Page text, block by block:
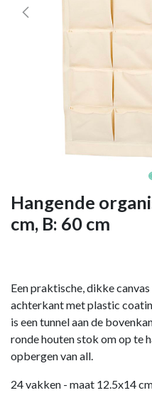
Hangende
cm, B: 60 cm
Een praktische, dikke
achterkant met plastic
is een tunnel aan de
ronde houten stok om op te
opbergen van all.
24 vakken - maat 12.5x14